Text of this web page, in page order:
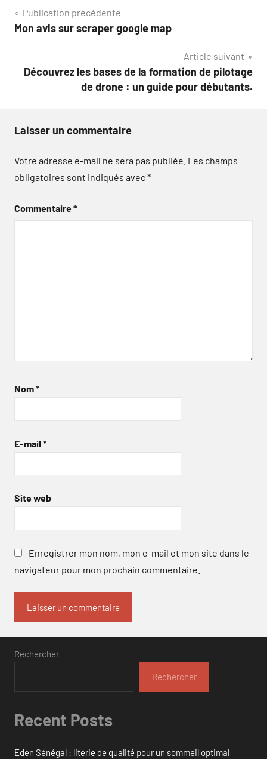
Navigation
de
Publication précédente
Mon avis sur scraper google map
Article suivant
Découvrez les bases de la formation de pilotage
de drone : un guide pour débutants.
Laisser un commentaire
Votre adresse e-mail ne sera pas publiée. Les champs
obligatoires sont indiqués avec*
Commentaire*
Nom*
E-mail *
Site web
Enregistrer mon nom, mon e-mail et mon site dans le
navigateur pour mon prochain commentaire.
Rechercher
Rechercher
Recent Posts
Eden Sénégal : literie de qualité pour un sommeil optimal